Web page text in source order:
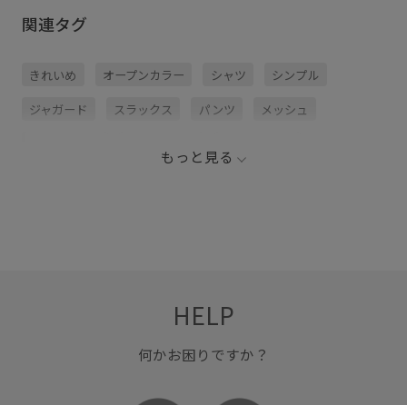
関連タグ
きれいめ オープンカラー シャツ シンプル
ジャガード スラックス パンツ メッシュ
もっと見る
HELP
何かお困りですか？